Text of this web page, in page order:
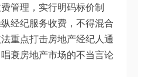
管理，实行明码标价制
经纪服务收费，不得混合
重点打击房地产经纪人通
衰房地产市场的不当言论